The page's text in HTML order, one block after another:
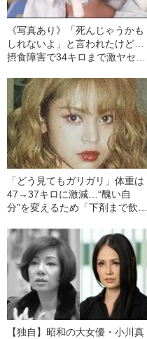
《写真あり》「死んじゃうかも
しれないよ」と言われたけど…
摂食障害で34キロまで激ヤセし
形手術」に挑んだ理由
「どう見てもガリガリ」体重は
47→37キロに激減…“醜い自
分”を変えるため「下剤まで飲ん
【独自】昭和の大女優・小川真